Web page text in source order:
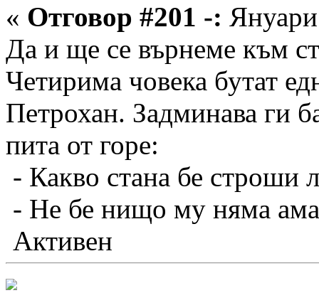
« Отговор #201 -:
Да и ще се върнеме към
Четирима човека бутат
Петрохан. Задминава ги
пита от горе:
- Какво стана бе строши
- Не бе нищо му няма
Активен